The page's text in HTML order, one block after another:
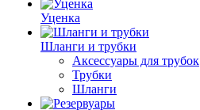
Уценка
Шланги и трубки
Аксессуары для трубок
Трубки
Шланги